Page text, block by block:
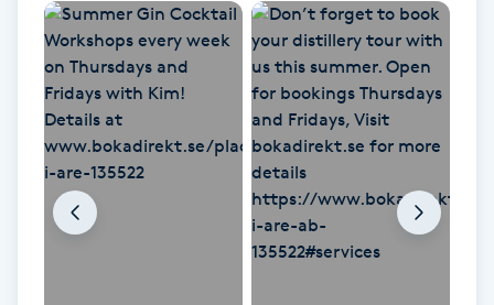
Fransförlängning Megavolym
Fransförlängning Volym
Fransk manikyr
Fransrengöring